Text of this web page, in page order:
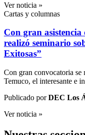
Ver noticia »
Cartas y columnas
Con gran asistencia
realizó seminario
Exitosas”
Con gran convocatoria se
Temuco, el interesante e
Publicado porDEC Los
Ver noticia »